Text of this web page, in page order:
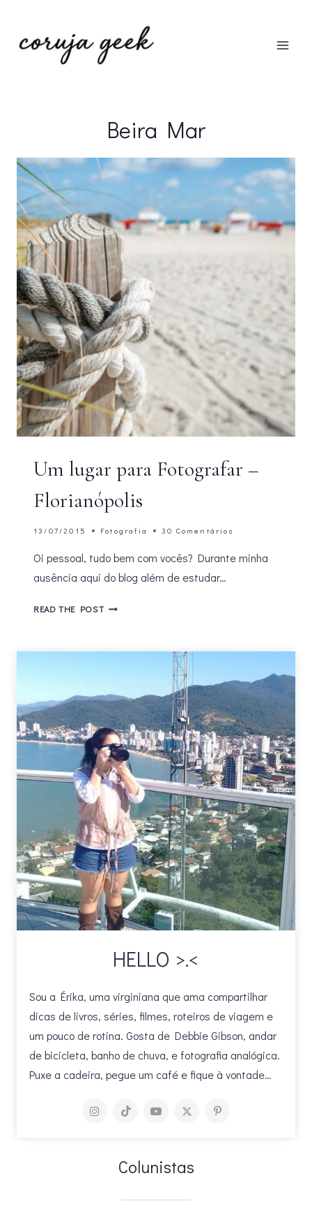
Beira Mar
Um lugar para Fotografar –
Florianópolis
13/07/2015 Fotografia 30 Comentários
Oi pessoal, tudo bem com vocês? Durante minha
ausência aqui do blog além de estudar…
READ THE POSTUM
FOTOGRAFAR
HELLO >.<
Sou a Érika, uma virginiana que ama compartilhar
dicas de livros, séries, filmes, roteiros de viagem e
um pouco de rotina. Gosta de Debbie Gibson, andar
de bicicleta, banho de chuva, e fotografia analógica.
Puxe a cadeira, pegue um café e fique à vontade…
Colunistas